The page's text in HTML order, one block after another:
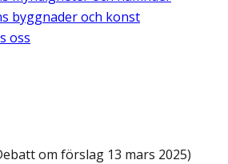
byggnader och konst
oss
om förslag 13 mars 2025)